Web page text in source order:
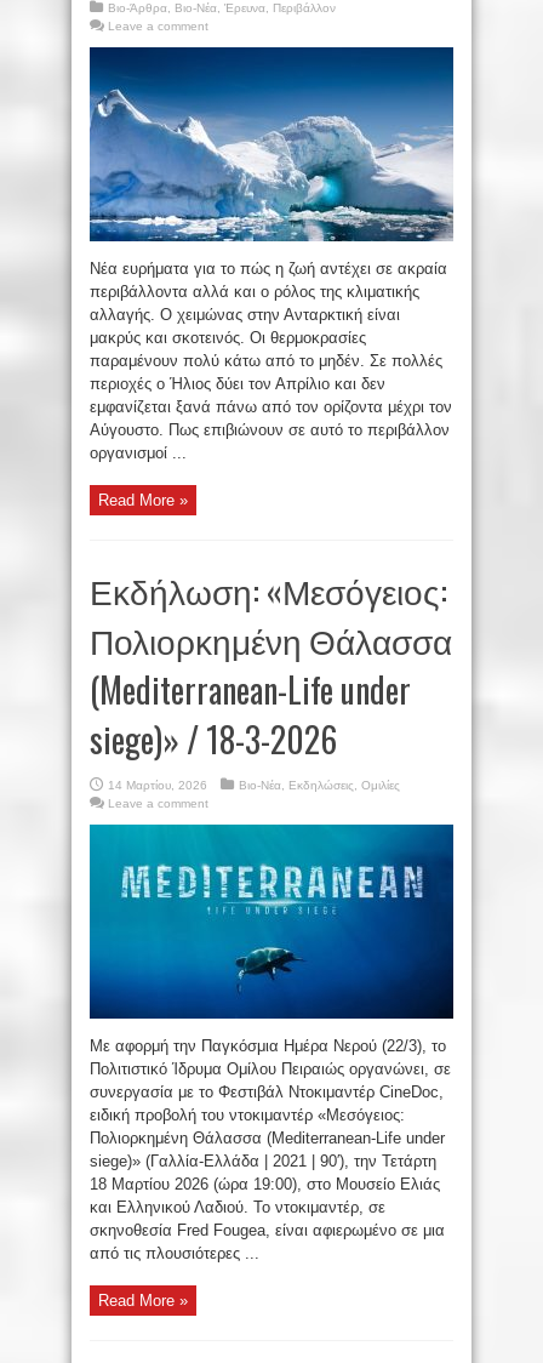
Βιο-Άρθρα
Βιο-Νέα Έρευνα
Περιβάλλον
Leave a comment
Νέα ευρήματα για το πώς η ζωή αντέχει σε ακραία
περιβάλλοντα αλλά και ο ρόλος της κλιματικής
αλλαγής. Ο χειμώνας στην Ανταρκτική είναι
μακρύς και σκοτεινός. Οι θερμοκρασίες
παραμένουν πολύ κάτω από το μηδέν. Σε πολλές
περιοχές ο Ήλιος δύει τον Απρίλιο και δεν
εμφανίζεται ξανά πάνω από τον ορίζοντα μέχρι τον
Αύγουστο. Πως επιβιώνουν σε αυτό το περιβάλλον
οργανισμοί ...
Read More »
Εκδήλωση: «Μεσόγειος:
Πολιορκημένη Θάλασσα
(Mediterranean-Life under
siege)» / 18-3-2026
14 Μαρτίου, 2026 Βιο-Νέα Εκδηλώσεις
Ομιλίες
Leave a comment
Με αφορμή την Παγκόσμια Ημέρα Νερού (22/3), το
Πολιτιστικό Ίδρυμα Ομίλου Πειραιώς οργανώνει, σε
συνεργασία με το Φεστιβάλ Ντοκιμαντέρ CineDoc,
ειδική προβολή του ντοκιμαντέρ «Μεσόγειος:
Πολιορκημένη Θάλασσα (Mediterranean-Life under
siege)» (Γαλλία-Ελλάδα | 2021 | 90′), την Τετάρτη
18 Μαρτίου 2026 (ώρα 19:00), στο Μουσείο Ελιάς
και Ελληνικού Λαδιού. Το ντοκιμαντέρ, σε
σκηνοθεσία Fred Fougea, είναι αφιερωμένο σε μια
από τις πλουσιότερες ...
Read More »